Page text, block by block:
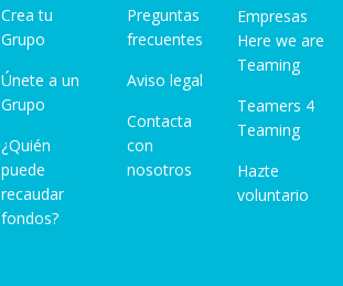
Crea tu
Grupo
Únete a un
Grupo
¿Quién
puede
recaudar
fondos?
Preguntas
frecuentes
Aviso legal
Contacta
con
nosotros
Empresas
Here we are
Teaming
Teamers 4
Teaming
Hazte
voluntario